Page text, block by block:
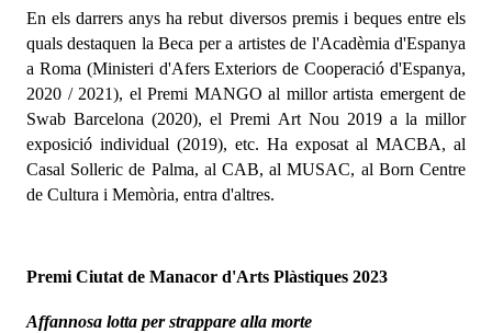
En els darrers anys ha rebut diversos premis i beques entre els
quals destaquen la Beca per a artistes de l'Acadèmia d'Espanya
a Roma (Ministeri d'Afers Exteriors de Cooperació d'Espanya,
2020 / 2021), el Premi MANGO al millor artista emergent de
Swab Barcelona (2020), el Premi Art Nou 2019 a la millor
exposició individual (2019), etc. Ha exposat al MACBA, al
Casal Solleric de Palma, al CAB, al MUSAC, al Born Centre
de Cultura i Memòria, entra d'altres.
Premi Ciutat de Manacor d'Arts Plàstiques 2023
Affannosa lotta per strappare alla morte